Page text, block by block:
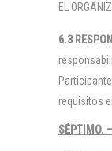
EL
6.3
requisitos
SÉPTIMO.